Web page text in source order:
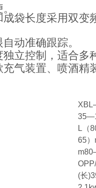
成袋长度采用双变
动准确跟踪。
独立控制，适合多
气装置、喷酒精
L （
65）
(长